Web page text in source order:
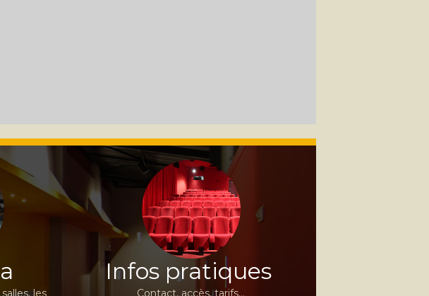
les
Infos pratiques
Contact, accès, tarifs…